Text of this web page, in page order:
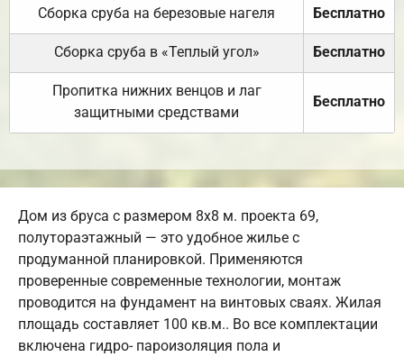
Сборка сруба на березовые нагеля Бесплатно
Сборка сруба в «Теплый угол» Бесплатно
Пропитка нижних венцов и лаг
защитными средствами
Бесплатно
Дом из бруса с размером 8х8 м. проекта 69,
полутораэтажный — это удобное жилье с
продуманной планировкой. Применяются
проверенные современные технологии, монтаж
проводится на фундамент на винтовых сваях. Жилая
площадь составляет 100 кв.м.. Во все комплектации
включена гидро- пароизоляция пола и